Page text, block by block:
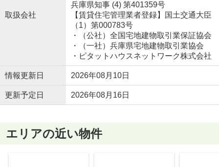
取扱会社
兵庫県知事 (4) 第401359号
【賃貸住宅管理業者登録】国土交通大臣
（1）第000783号
・（公社）全国宅地建物取引業保証協会
・（一社）兵庫県宅地建物取引業協会
・ピタットハウスネットワーク株式会社
情報更新日 2026年08月10日
更新予定日 2026年08月16日
エリアの近い物件